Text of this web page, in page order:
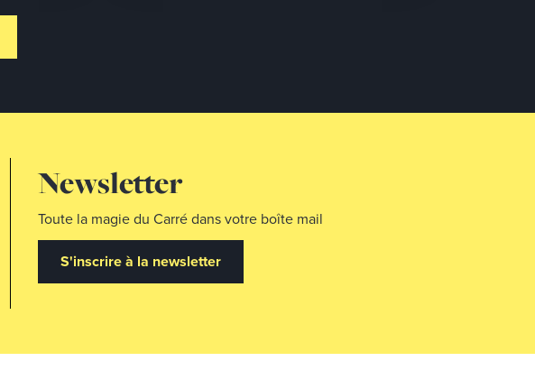
Newsletter
Toute la magie du Carré dans votre boîte mail
S'inscrire à la newsletter